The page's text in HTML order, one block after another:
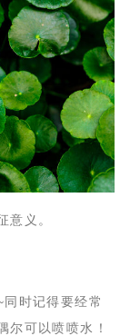
意义。
时记得要经常
尔可以喷喷水！